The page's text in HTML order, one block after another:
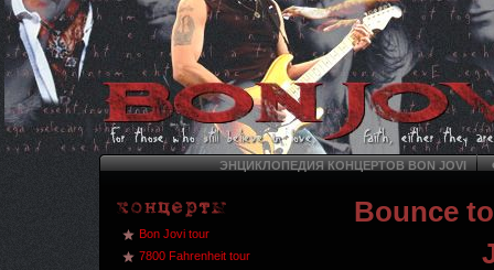
ЭНЦИКЛОПЕДИЯ КОНЦЕРТОВ BON JOVI
Bon Jovi tour
7800 Fahrenheit tour
Bounce